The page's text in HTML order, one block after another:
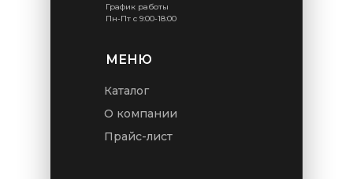
МЕНЮ
Каталог
О компании
Прайс-лист
График работы
Пн-Пт с 9:00-18:00